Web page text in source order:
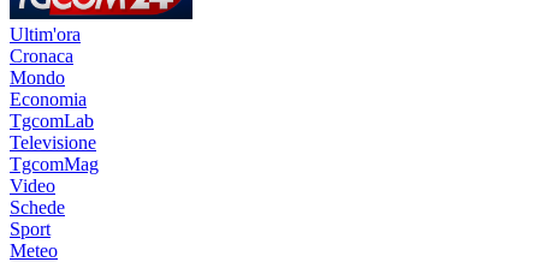
Ultim'ora
Cronaca
Mondo
Economia
TgcomLab
Televisione
TgcomMag
Video
Schede
Sport
Meteo